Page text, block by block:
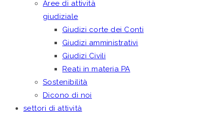
Aree di attività
giudiziale
Giudizi corte dei Conti
Giudizi amministrativi
Giudizi Civili
Reati in materia PA
Sostenibilità
Dicono di noi
settori di attività